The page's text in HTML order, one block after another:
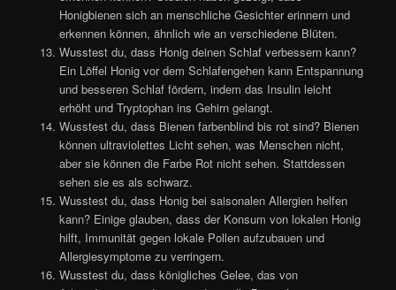
Honigbienen sich an menschliche Gesichter erinnern und
erkennen können, ähnlich wie an verschiedene Blüten.
Wusstest du, dass Honig deinen Schlaf verbessern kann?
Ein Löffel Honig vor dem Schlafengehen kann Entspannung
und besseren Schlaf fördern, indem das Insulin leicht
erhöht und Tryptophan ins Gehirn gelangt.
Wusstest du, dass Bienen farbenblind bis rot sind? Bienen
können ultraviolettes Licht sehen, was Menschen nicht,
aber sie können die Farbe Rot nicht sehen. Stattdessen
sehen sie es als schwarz.
Wusstest du, dass Honig bei saisonalen Allergien helfen
kann? Einige glauben, dass der Konsum von lokalen Honig
hilft, Immunität gegen lokale Pollen aufzubauen und
Allergiesymptome zu verringern.
Wusstest du, dass königliches Gelee, das von